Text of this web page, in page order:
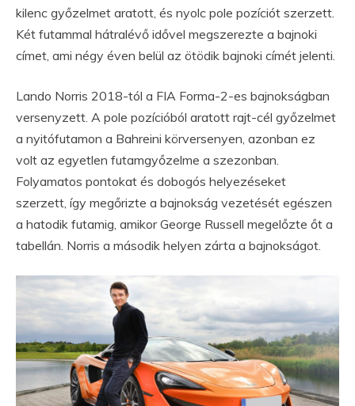
kilenc győzelmet aratott, és nyolc pole pozíciót szerzett.
Két futammal hátralévő idővel megszerezte a bajnoki
címet, ami négy éven belül az ötödik bajnoki címét jelenti.
Lando Norris 2018-tól a FIA Forma-2-es bajnokságban
versenyzett. A pole pozícióból aratott rajt-cél győzelmet
a nyitófutamon a Bahreini körversenyen, azonban ez
volt az egyetlen futamgyőzelme a szezonban.
Folyamatos pontokat és dobogós helyezéseket
szerzett, így megőrizte a bajnokság vezetését egészen
a hatodik futamig, amikor George Russell megelőzte őt a
tabellán. Norris a második helyen zárta a bajnokságot.